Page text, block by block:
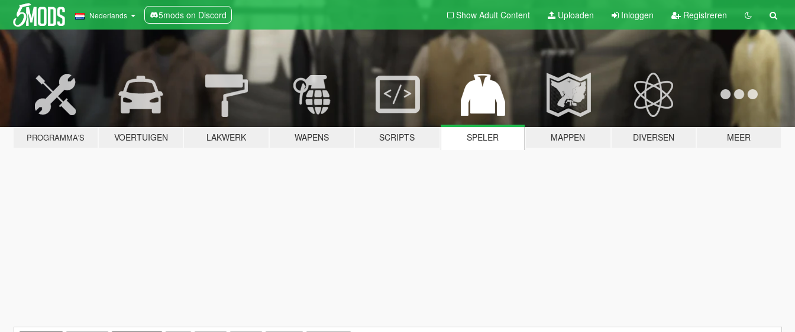
Nederlands 5mods on Discord Show Adult Content Uploaden Inloggen Registreren
PROGRAMMA'S VOERTUIGEN LAKWERK WAPENS SCRIPTS SPELER MAPPEN DIVERSEN MEER